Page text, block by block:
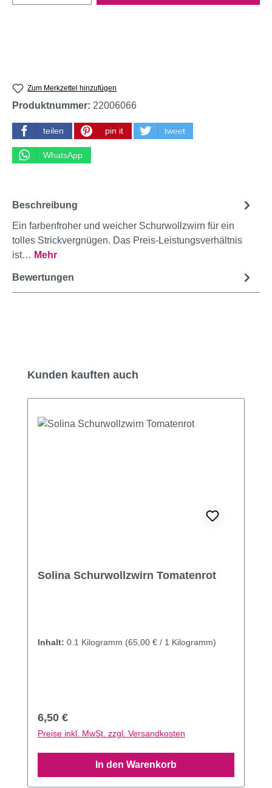
Zum Merkzettel hinzufügen
Produktnummer: 22006066
teilen pin it tweet
WhatsApp
Beschreibung
Ein farbenfroher und weicher Schurwollzwirn für ein
tolles Strickvergnügen. Das Preis-Leistungsverhältnis
ist… Mehr
Bewertungen
Produktgalerie überspringen
Kunden kauften auch
Solina Schurwollzwirn Tomatenrot
Inhalt: 0.1 Kilogramm (65,00 € / 1 Kilogramm)
Regulärer Preis:
6,50 €
Preise inkl. MwSt. zzgl. Versandkosten
In den Warenkorb